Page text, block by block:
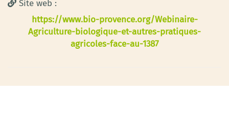
Site web :
https://www.bio-provence.org/Webinaire-
Agriculture-biologique-et-autres-pratiques-
agricoles-face-au-1387